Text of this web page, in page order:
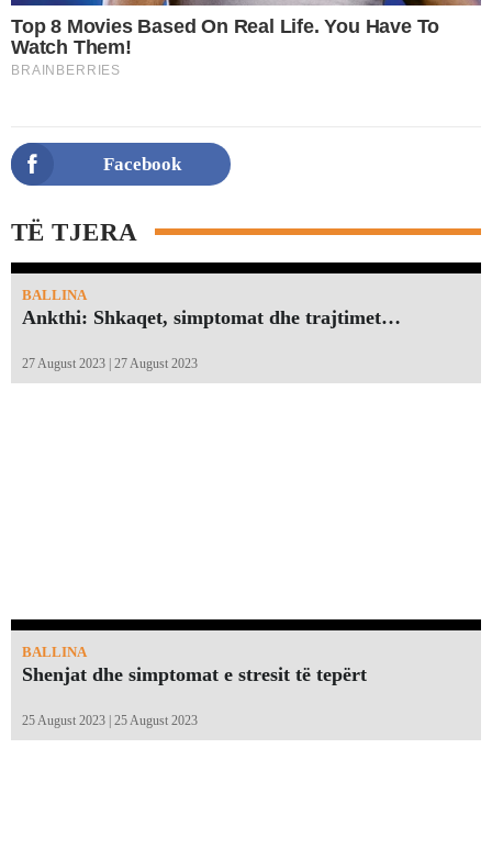
Facebook
TË TJERA
BALLINA
Ankthi: Shkaqet, simptomat dhe trajtimet…
27 August 2023 | 27 August 2023
BALLINA
Shenjat dhe simptomat e stresit të tepërt
25 August 2023 | 25 August 2023